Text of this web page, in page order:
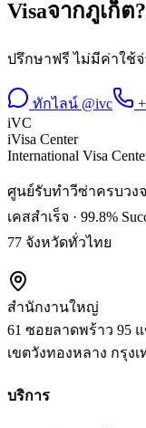
Visaจากภูเก็ต?
ปรึกษาฟรี ไม่มีค่าใช้
ทักไลน์ @ivc
iVC
iVisa Center
International Visa
ศูนย์รับทำวีซ่าครบวง
เคสสำเร็จ · 99.8%
77 จังหวัดทั่วไทย
สำนักงานใหญ่
61 ซอยลาดพร้าว 95
เขตวังทองหลาง กรุง
บริการ